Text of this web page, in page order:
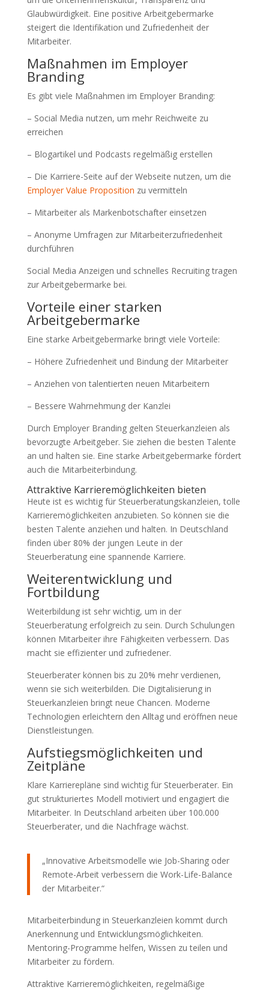
Glaubwürdigkeit. Eine positive Arbeitgebermarke
steigert die Identifikation und Zufriedenheit der
Mitarbeiter.
Maßnahmen im Employer
Branding
Es gibt viele Maßnahmen im Employer Branding:
– Social Media nutzen, um mehr Reichweite zu
erreichen
– Blogartikel und Podcasts regelmäßig erstellen
– Die Karriere-Seite auf der Webseite nutzen, um die
Employer Value Proposition zu vermitteln
– Mitarbeiter als Markenbotschafter einsetzen
– Anonyme Umfragen zur Mitarbeiterzufriedenheit
durchführen
Social Media Anzeigen und schnelles Recruiting tragen
zur Arbeitgebermarke bei.
Vorteile einer starken
Arbeitgebermarke
Eine starke Arbeitgebermarke bringt viele Vorteile:
– Höhere Zufriedenheit und Bindung der Mitarbeiter
– Anziehen von talentierten neuen Mitarbeitern
– Bessere Wahrnehmung der Kanzlei
Durch Employer Branding gelten Steuerkanzleien als
bevorzugte Arbeitgeber. Sie ziehen die besten Talente
an und halten sie. Eine starke Arbeitgebermarke fördert
auch die Mitarbeiterbindung.
Attraktive Karrieremöglichkeiten bieten
Heute ist es wichtig für Steuerberatungskanzleien, tolle
Karrieremöglichkeiten anzubieten. So können sie die
besten Talente anziehen und halten. In Deutschland
finden über 80% der jungen Leute in der
Steuerberatung eine spannende Karriere.
Weiterentwicklung und
Fortbildung
Weiterbildung ist sehr wichtig, um in der
Steuerberatung erfolgreich zu sein. Durch Schulungen
können Mitarbeiter ihre Fähigkeiten verbessern. Das
macht sie effizienter und zufriedener.
Steuerberater können bis zu 20% mehr verdienen,
wenn sie sich weiterbilden. Die Digitalisierung in
Steuerkanzleien bringt neue Chancen. Moderne
Technologien erleichtern den Alltag und eröffnen neue
Dienstleistungen.
Aufstiegsmöglichkeiten und
Zeitpläne
Klare Karrierepläne sind wichtig für Steuerberater. Ein
gut strukturiertes Modell motiviert und engagiert die
Mitarbeiter. In Deutschland arbeiten über 100.000
Steuerberater, und die Nachfrage wächst.
„Innovative Arbeitsmodelle wie Job-Sharing oder
Remote-Arbeit verbessern die Work-Life-Balance
der Mitarbeiter.“
Mitarbeiterbindung in Steuerkanzleien kommt durch
Anerkennung und Entwicklungsmöglichkeiten.
Mentoring-Programme helfen, Wissen zu teilen und
Mitarbeiter zu fördern.
Attraktive Karrieremöglichkeiten, regelmäßige